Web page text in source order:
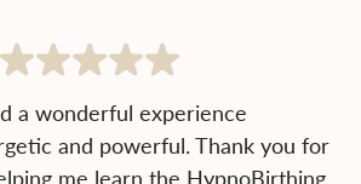
and powerful. Thank you for
me learn the HypnoBirthing